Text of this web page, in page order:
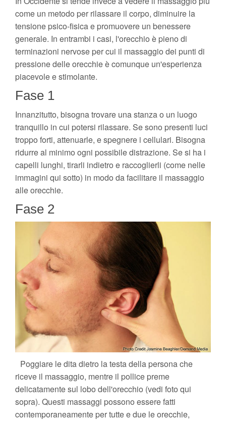
come un metodo per rilassare il corpo, diminuire la
tensione psico-fisica e promuovere un benessere
generale. In entrambi i casi, l'orecchio è pieno di
terminazioni nervose per cui il massaggio dei punti di
pressione delle orecchie è comunque un'esperienza
piacevole e stimolante.
Fase 1
Innanzitutto, bisogna trovare una stanza o un luogo
tranquillo in cui potersi rilassare. Se sono presenti luci
troppo forti, attenuarle, e spegnere i cellulari. Bisogna
ridurre al minimo ogni possibile distrazione. Se si ha i
capelli lunghi, tirarli indietro e raccoglierli (come nelle
immagini qui sotto) in modo da facilitare il massaggio
alle orecchie.
Fase 2
Poggiare le dita dietro la testa della persona che
riceve il massaggio, mentre il pollice preme
delicatamente sul lobo dell'orecchio (vedi foto qui
sopra). Questi massaggi possono essere fatti
contemporaneamente per tutte e due le orecchie,